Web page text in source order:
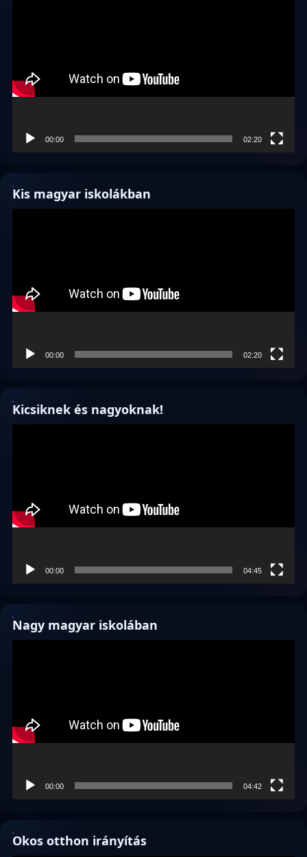
00:00 02:20
Kis magyar iskolákban
00:00 02:20
Kicsiknek és nagyoknak!
00:00 04:45
Nagy magyar iskolában
00:00 04:42
Okos otthon irányítás